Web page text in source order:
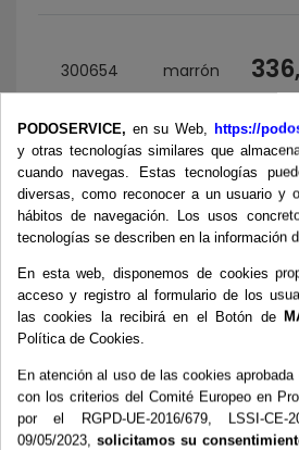
300654 marrón
300655
Azul
marino
300656 Verde
Todos los precios
Tasa
PODOSERVICE, en su Web, https://
y otras tecnologías similares que
cuando navegas. Estas tecnologías
diversas, como reconocer a un usuario y
hábitos de navegación. Los usos
tecnologías se describen en la información
En esta web, disponemos de cookies
acceso y registro al formulario de los
las cookies la recibirá en el Botón de
Política de Cookies.
En atención al uso de las cookies
con los criterios del Comité Europeo en
por el RGPD-UE-2016/679, LSSI-CE-
09/05/2023,solicitamos su